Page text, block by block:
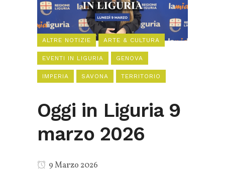
ALTRE NOTIZIE ARTE & CULTURA
EVENTI IN LIGURIA GENOVA
IMPERIA SAVONA TERRITORIO
Oggi in Liguria 9
marzo 2026
9 Marzo 2026